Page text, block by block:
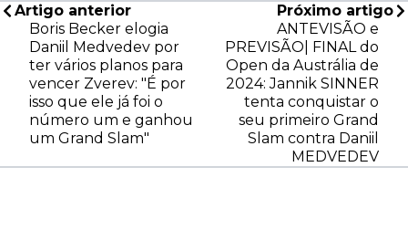
Artigo anterior
Boris Becker elogia
Daniil Medvedev por
ter vários planos para
vencer Zverev: "É por
isso que ele já foi o
número um e ganhou
um Grand Slam"
Próximo artigo
ANTEVISÃO e
PREVISÃO| FINAL do
Open da Austrália de
2024: Jannik SINNER
tenta conquistar o
seu primeiro Grand
Slam contra Daniil
MEDVEDEV